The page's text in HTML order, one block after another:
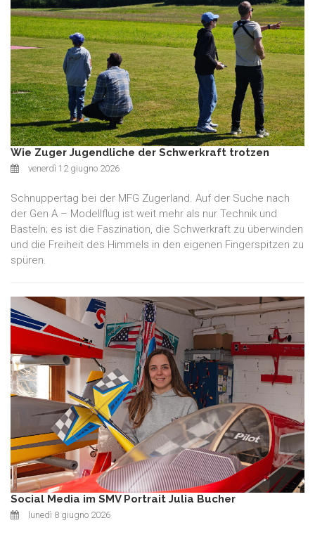
Wie Zuger Jugendliche der Schwerkraft trotzen
venerdì 12 giugno 2026
Schnuppertag bei der MFG Zugerland. Auf der Suche nach
der Gen A – Modellflug ist weit mehr als nur Technik und
Basteln; es ist die Faszination, die Schwerkraft zu überwinden
und die Freiheit des Himmels in den eigenen Fingerspitzen zu
spüren.
Social Media im SMV Portrait Julia Bucher
lunedì 8 giugno 2026